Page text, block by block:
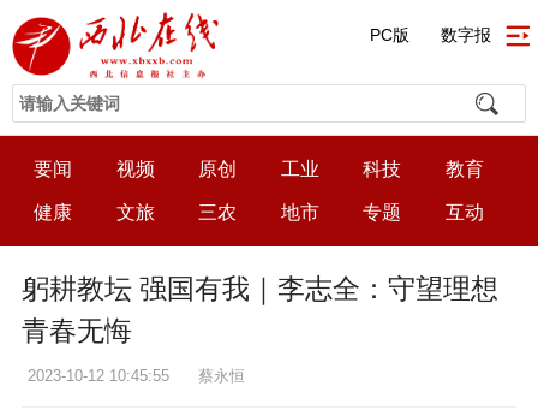
PC版 数字报
要闻 视频 原创 工业 科技 教育
健康 文旅 三农 地市 专题 互动
躬耕教坛 强国有我｜李志全：守望理想
青春无悔
2023-10-12 10:45:55 蔡永恒